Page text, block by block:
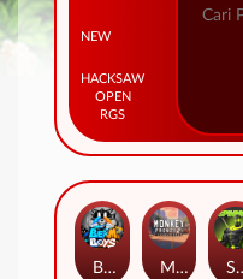
NEW
HACKSAW
OPEN
RGS
Beam Boys Monkey Frenzy 2: Boss is Here!